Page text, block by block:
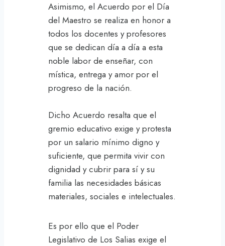
Asimismo, el Acuerdo por el Día
del Maestro se realiza en honor a
todos los docentes y profesores
que se dedican día a día a esta
noble labor de enseñar, con
mística, entrega y amor por el
progreso de la nación.
Dicho Acuerdo resalta que el
gremio educativo exige y protesta
por un salario mínimo digno y
suficiente, que permita vivir con
dignidad y cubrir para sí y su
familia las necesidades básicas
materiales, sociales e intelectuales.
Es por ello que el Poder
Legislativo de Los Salias exige el